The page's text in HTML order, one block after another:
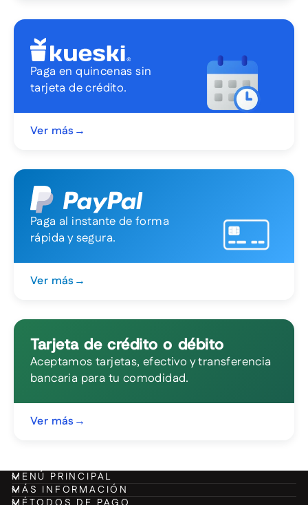
Paga en quincenas sin
tarjeta de crédito.
Ver más →
Paga al instante de forma
rápida y segura.
Ver más →
Tarjeta de crédito o débito
Aceptamos tarjetas, efectivo y transferencia
bancaria para tu comodidad.
Ver más →
MENÚ PRINCIPAL
MÁS INFORMACIÓN